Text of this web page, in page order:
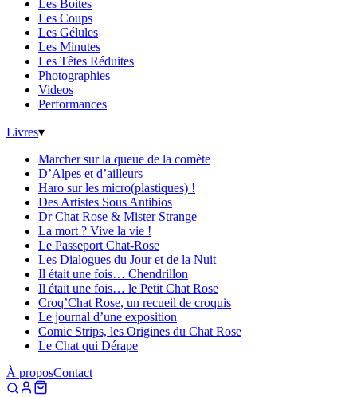
Les Boites
Les Coups
Les Gélules
Les Minutes
Les Têtes Réduites
Photographies
Videos
Performances
Livres▾
Marcher sur la queue de la comète
D’Alpes et d’ailleurs
Haro sur les micro(plastiques) !
Des Artistes Sous Antibios
Dr Chat Rose & Mister Strange
La mort ? Vive la vie !
Le Passeport Chat-Rose
Les Dialogues du Jour et de la Nuit
Il était une fois… Chendrillon
Il était une fois… le Petit Chat Rose
Croq’Chat Rose, un recueil de croquis
Le journal d’une exposition
Comic Strips, les Origines du Chat Rose
Le Chat qui Dérape
À proposContact